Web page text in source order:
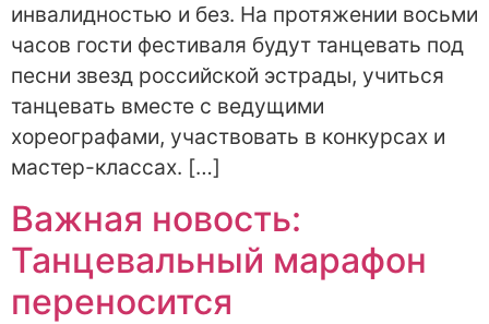
инвалидностью и без. На протяжении восьми
часов гости фестиваля будут танцевать под
песни звезд российской эстрады, учиться
танцевать вместе с ведущими
хореографами, участвовать в конкурсах и
мастер-классах. […]
Важная новость:
Танцевальный марафон
переносится